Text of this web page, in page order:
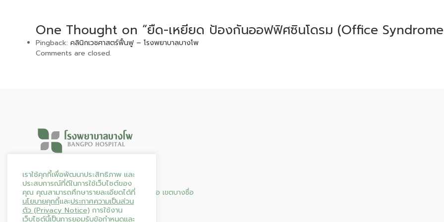
One Thought on “ยืด-เหยียด ป้องกันออฟฟิศซินโดรม (Office
Pingback: คลินิกเวชศาสตร์ฟื้นฟู – โรงพยาบาลบางโพ
Comments are closed.
Hours & Info
95 ถนน ประชาราษฎร์ สาย 2 แขวงบางซื่อ เขตบางซื่อ
กรุงเทพมหานคร 10800
โทร. 02-587-0144
เราใช้คุกกี้เพื่อพัฒนาประสิทธิภาพ และ
ประสบการณ์ที่ดีในการใช้เว็บไซต์ของ
คุณ คุณสามารถศึกษารายละเอียดได้ที่
นโยบายคุกกี้และประกาศความเป็นส่วน
ตัว (Privacy Notice) การใช้งาน
เว็บไซต์นี้เป็นการยอมรับข้อกำหนดและ